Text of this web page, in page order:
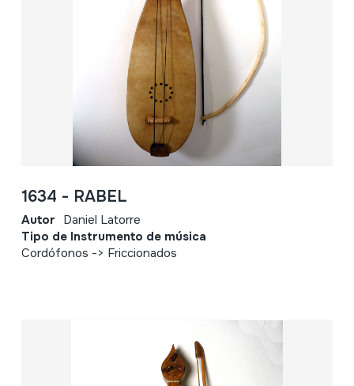
1634 - RABEL
Autor Daniel Latorre
Tipo de Instrumento de música
Cordófonos -> Friccionados